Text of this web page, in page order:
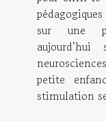
sur une
petite
stimulation